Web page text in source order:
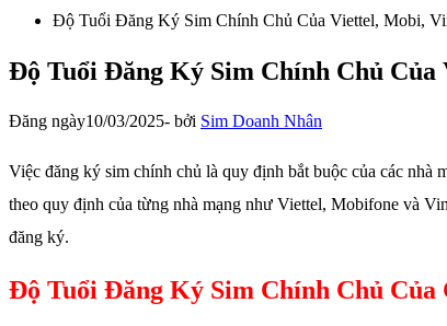
Độ Tuổi Đăng Ký Sim Chính Chủ Của Viettel, Mobi,
Độ Tuổi Đăng Ký Sim Chính Chủ
Đăng ngày10/03/2025- bởi Sim Doanh Nhân
Việc đăng ký sim chính chủ là quy định bắt buộc của các
theo quy định của từng nhà mạng như Viettel, Mobifone và
đăng ký.
Độ Tuổi Đăng Ký Sim Chính Chủ Của